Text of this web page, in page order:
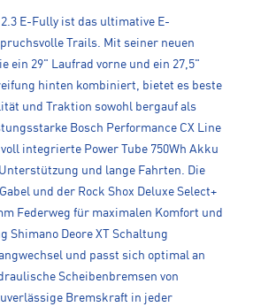
2.3 E-Fully ist das ultimative E-
Trails. Mit seiner neuen
ein 29" Laufrad vorne und ein 27,5"
hinten kombiniert, bietet es beste
und Traktion sowohl bergauf als
Bosch Performance CX Line
integrierte Power Tube 750Wh Akku
und lange Fahrten. Die
und der Rock Shox Deluxe Select+
Federweg für maximalen Komfort und
Shimano Deore XT Schaltung
und passt sich optimal an
Scheibenbremsen von
Bremskraft in jeder